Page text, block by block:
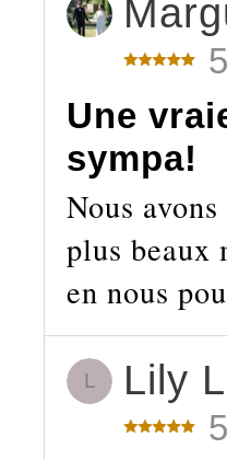
Une
sympa!
Nous
plus beaux
en nous
L Lily